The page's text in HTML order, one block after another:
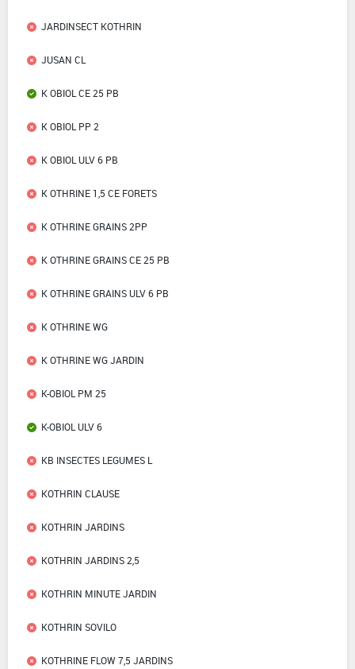
JARDINSECT KOTHRIN
JUSAN CL
K OBIOL CE 25 PB
K OBIOL PP 2
K OBIOL ULV 6 PB
K OTHRINE 1,5 CE FORETS
K OTHRINE GRAINS 2PP
K OTHRINE GRAINS CE 25 PB
K OTHRINE GRAINS ULV 6 PB
K OTHRINE WG
K OTHRINE WG JARDIN
K-OBIOL PM 25
K-OBIOL ULV 6
KB INSECTES LEGUMES L
KOTHRIN CLAUSE
KOTHRIN JARDINS
KOTHRIN JARDINS 2,5
KOTHRIN MINUTE JARDIN
KOTHRIN SOVILO
KOTHRINE FLOW 7,5 JARDINS